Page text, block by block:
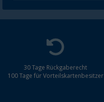
30 Tage Rückgaberecht
100 Tage für Vorteilskartenbesitzer